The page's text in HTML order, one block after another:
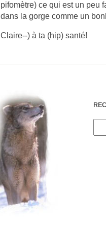
pifomètre) ce qui est un peu
dans la gorge comme un
Claire--) à ta (hip) santé!